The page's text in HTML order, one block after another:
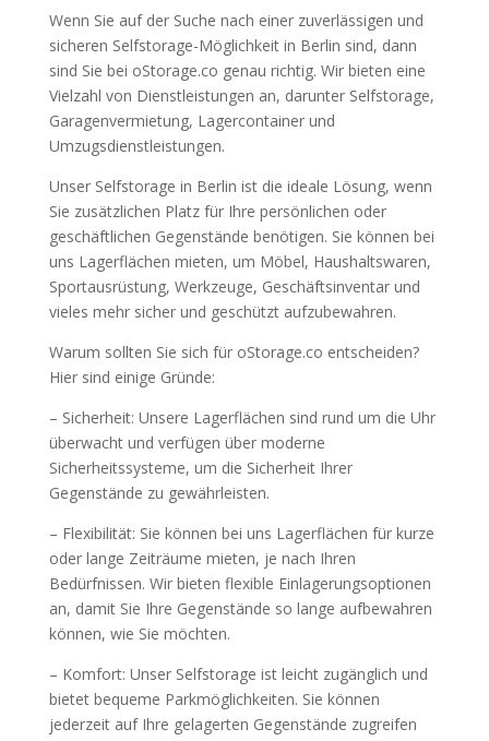
Wenn Sie auf der Suche nach einer zuverlässigen und
sicheren Selfstorage-Möglichkeit in Berlin sind, dann
sind Sie bei oStorage.co genau richtig. Wir bieten eine
Vielzahl von Dienstleistungen an, darunter Selfstorage,
Garagenvermietung, Lagercontainer und
Umzugsdienstleistungen.
Unser Selfstorage in Berlin ist die ideale Lösung, wenn
Sie zusätzlichen Platz für Ihre persönlichen oder
geschäftlichen Gegenstände benötigen. Sie können bei
uns Lagerflächen mieten, um Möbel, Haushaltswaren,
Sportausrüstung, Werkzeuge, Geschäftsinventar und
vieles mehr sicher und geschützt aufzubewahren.
Warum sollten Sie sich für oStorage.co entscheiden?
Hier sind einige Gründe:
– Sicherheit: Unsere Lagerflächen sind rund um die Uhr
überwacht und verfügen über moderne
Sicherheitssysteme, um die Sicherheit Ihrer
Gegenstände zu gewährleisten.
– Flexibilität: Sie können bei uns Lagerflächen für kurze
oder lange Zeiträume mieten, je nach Ihren
Bedürfnissen. Wir bieten flexible Einlagerungsoptionen
an, damit Sie Ihre Gegenstände so lange aufbewahren
können, wie Sie möchten.
– Komfort: Unser Selfstorage ist leicht zugänglich und
bietet bequeme Parkmöglichkeiten. Sie können
jederzeit auf Ihre gelagerten Gegenstände zugreifen